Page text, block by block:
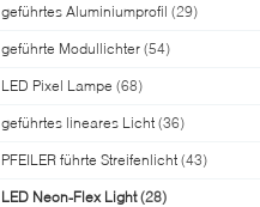
geführtes Aluminiumprofil (29)
geführte Modullichter (54)
LED Pixel Lampe (68)
geführtes lineares Licht (36)
PFEILER führte Streifenlicht (43)
LED Neon-Flex Light (28)